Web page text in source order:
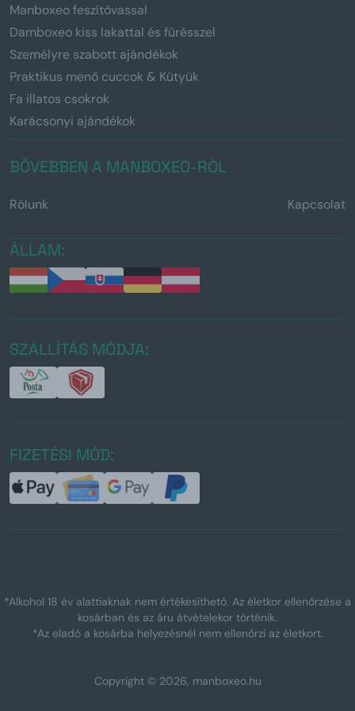
Manboxeo feszítővassal
Damboxeo kiss lakattal és fűrésszel
Személyre szabott ajándékok
Praktikus menő cuccok & Kütyük
Fa illatos csokrok
Karácsonyi ajándékok
BŐVEBBEN A MANBOXEO-RÓL
Rólunk Kapcsolat
ÁLLAM:
SZÁLLÍTÁS MÓDJA:
FIZETÉSI MÓD:
*Alkohol 18 év alattiaknak nem értékesíthető. Az életkor ellenőrzése a
kosárban és az áru átvételekor történik.
*Az eladó a kosárba helyezésnél nem ellenőrzi az életkort.
Copyright © 2026, manboxeo.hu